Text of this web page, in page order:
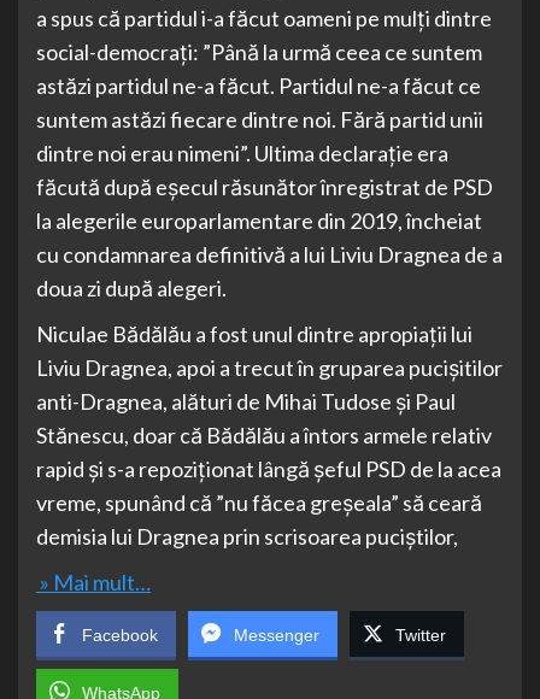
a spus că partidul i-a făcut oameni pe mulți dintre
social-democrați: ”Până la urmă ceea ce suntem
astăzi partidul ne-a făcut. Partidul ne-a făcut ce
suntem astăzi fiecare dintre noi. Fără partid unii
dintre noi erau nimeni”. Ultima declarație era
făcută după eșecul răsunător înregistrat de PSD
la alegerile europarlamentare din 2019, încheiat
cu condamnarea definitivă a lui Liviu Dragnea de a
doua zi după alegeri.
Niculae Bădălău a fost unul dintre apropiații lui
Liviu Dragnea, apoi a trecut în gruparea pucișitilor
anti-Dragnea, alături de Mihai Tudose și Paul
Stănescu, doar că Bădălău a întors armele relativ
rapid și s-a repoziționat lângă șeful PSD de la acea
vreme, spunând că ”nu făcea greșeala” să ceară
demisia lui Dragnea prin scrisoarea puciștilor,
» Mai mult…
Facebook Messenger Twitter
WhatsApp